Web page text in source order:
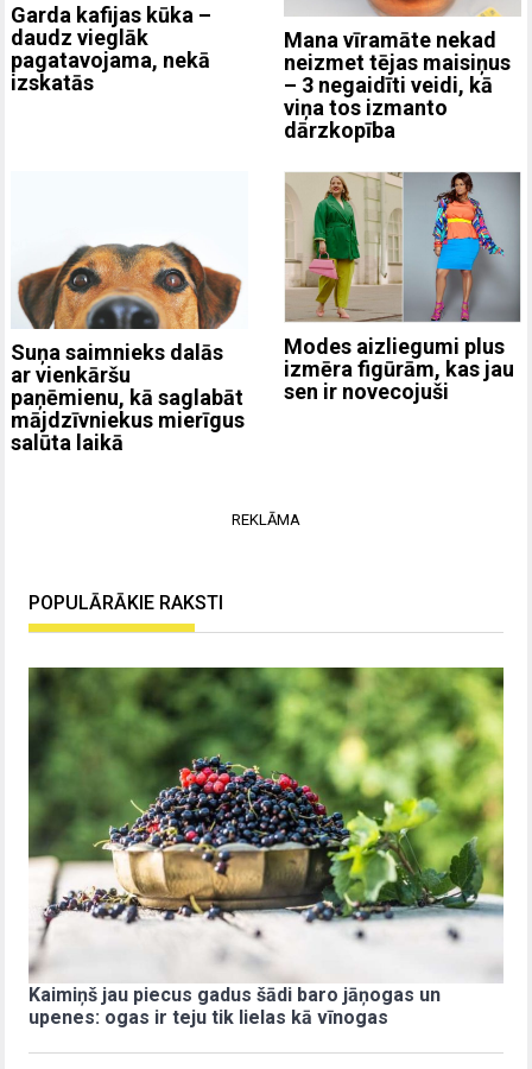
Garda kafijas kūka –
daudz vieglāk
pagatavojama, nekā
izskatās
Mana vīramāte nekad
neizmet tējas maisiņus
– 3 negaidīti veidi, kā
viņa tos izmanto
dārzkopība
Suņa saimnieks dalās
ar vienkāršu
paņēmienu, kā saglabāt
mājdzīvniekus mierīgus
salūta laikā
Modes aizliegumi plus
izmēra figūrām, kas jau
sen ir novecojuši
REKLĀMA
POPULĀRĀKIE RAKSTI
Kaimiņš jau piecus gadus šādi baro jāņogas un
upenes: ogas ir teju tik lielas kā vīnogas